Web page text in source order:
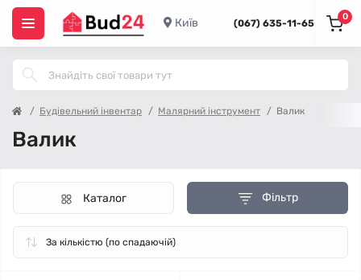
Київ (067) 635-11-65
0
Будівельний інвентар Малярний інструмент Валик
Валик
Фільтр
Каталог